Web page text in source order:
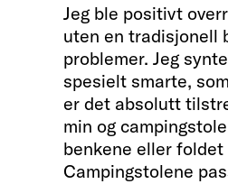
Jeg ble positivt
uten en tradisjonell
problemer. Jeg
spesielt smarte,
er det absolutt
min og
benkene eller
Campingstolene